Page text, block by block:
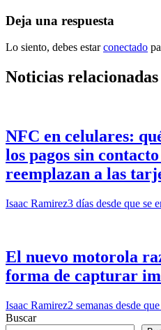
Deja una respuesta
Lo siento, debes estarconectado
Noticias relacionadas
NFC en celulares:
los pagos sin
reemplazan a las
Isaac Ramirez3 días desde que se
El nuevo motorola
forma de capturar
Isaac Ramirez2 semanas desde
Buscar